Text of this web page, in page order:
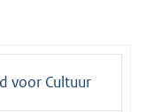
voor Cultuur